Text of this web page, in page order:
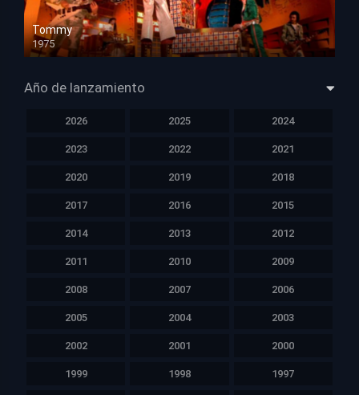
Tommy
1975
HD 1080p
Año de lanzamiento
2026 2025 2024
2023 2022 2021
2020 2019 2018
2017 2016 2015
2014 2013 2012
2011 2010 2009
2008 2007 2006
2005 2004 2003
2002 2001 2000
1999 1998 1997